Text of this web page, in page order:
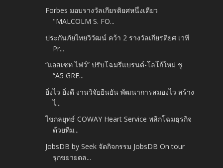
Forbes มอบรางวัลเกียรติยศหนึ่งเดียว
"MALCOLM S. FO...
ประกันภัยไทยวิวัฒน์ คว้า 2 รางวัลเกียรติยศ เวที
Pr...
“แอสเซท ไฟว์” ปรับโฉมรีแบรนด์-โลโก้ใหม่ ชู
“A5 GRE...
ยิ่งไว ยิ่งดี งานวิจัยยืนยัน พัฒนาการสมองไว สร้าง
ไ...
ไขกลยุทธ์ COWAY Heart Service พลิกโฉมธุรกิจ
ด้วยทีม...
JobsDB by Seek จัดกิจกรรม JobsDB On tour
รุกขยายตล...